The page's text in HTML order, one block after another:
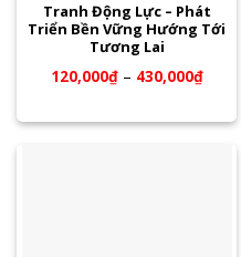
Tranh Động Lực – Phát
Triển Bền Vững Hướng Tới
Tương Lai
120,000₫– 430,000₫